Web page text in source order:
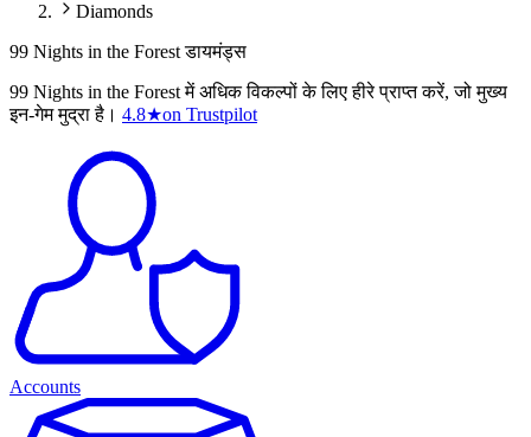
Diamonds
99 Nights in the Forest डायमंड्स
99 Nights in the Forest में अधिक विकल्पों के लिए हीरे प्राप्त करें, जो मुख्य
इन-गेम मुद्रा है। 4.8★on Trustpilot
Accounts